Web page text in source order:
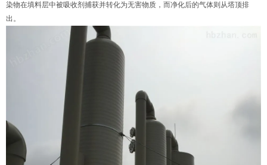
染物在填料层中被吸收剂捕获并转化为无害物质，而净化后的气体则从塔顶排
出。